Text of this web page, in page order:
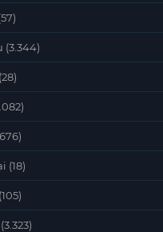
(3.344)
(28)
(18)
(105)
(3.323)